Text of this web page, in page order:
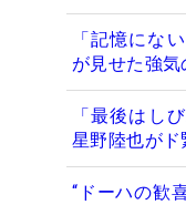
「記憶にな
が見せた強気
「最後はし
星野陸也がド
“ドーハの歓